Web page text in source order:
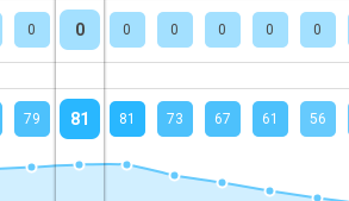
0 0 0 0 0 0 0
79 81 81 73 67 61 56